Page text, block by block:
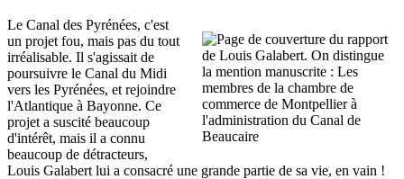
Le Canal des Pyrénées, c'est
un projet fou, mais pas du tout
irréalisable. Il s'agissait de
poursuivre le Canal du Midi
vers les Pyrénées, et rejoindre
l'Atlantique à Bayonne. Ce
projet a suscité beaucoup
d'intérêt, mais il a connu
beaucoup de détracteurs,
Louis Galabert lui a consacré une grande partie de sa vie, en vain !